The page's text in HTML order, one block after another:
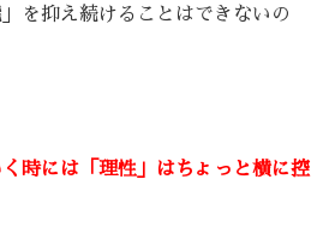
を抑え続けることはできないの
時には「理性」はちょっと横に控